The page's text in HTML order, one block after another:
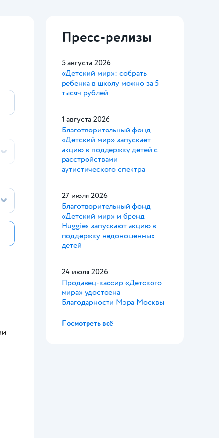
Пресс-релизы
5 августа 2026
«Детский мир»: собрать
ребенка в школу можно за 5
тысяч рублей
1 августа 2026
Благотворительный фонд
«Детский мир» запускает
акцию в поддержку детей с
расстройствами
аутистического спектра
27 июля 2026
Благотворительный фонд
«Детский мир» и бренд
Huggies запускают акцию в
поддержку недоношенных
детей
24 июля 2026
Продавец-кассир «Детского
мира» удостоена
Благодарности Мэра Москвы
Посмотреть всё